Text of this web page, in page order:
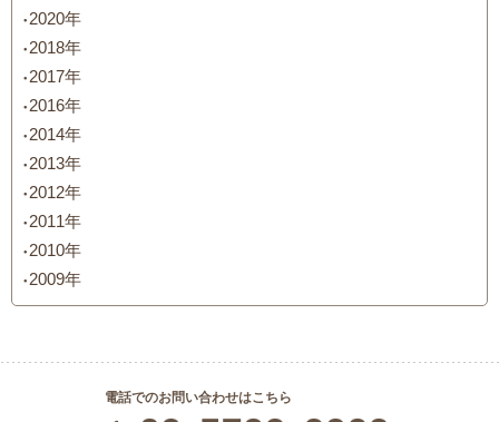
2020年
2018年
2017年
2016年
2014年
2013年
2012年
2011年
2010年
2009年
電話でのお問い合わせはこちら